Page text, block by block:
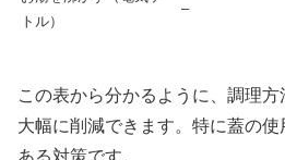
トル）
–
この表から分かるように、調理
大幅に削減できます。特に蓋の
ある対策です。